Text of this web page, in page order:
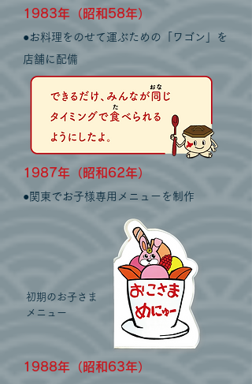
1983年（昭和58年）
●お料理をのせて運ぶための「ワゴン」を
店舗に配備
1987年（昭和62年）
●関東でお子様専用メニューを制作
初期のお子さま
メニュー
1988年（昭和63年）